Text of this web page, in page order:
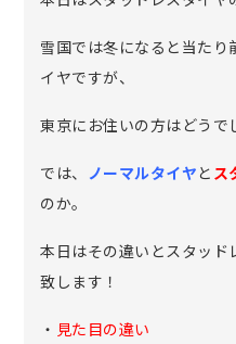
雪国では冬になると当たり
イヤですが、
東京にお住いの方はどうで
では、 ノーマルタイヤと ス
のか。
本日はその違いとスタッ
致します！
・ 見た目の違い